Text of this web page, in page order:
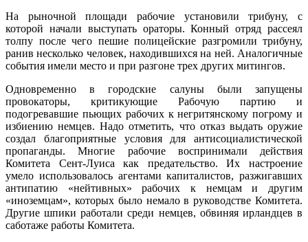
На рыночной площади рабочие установили трибуну, с
которой начали выступать ораторы. Конный отряд рассеял
толпу после чего пешие полицейские разгромили трибуну,
ранив несколько человек, находившихся на ней. Аналогичные
события имели место и при разгоне трех других митингов.
Одновременно в городские салуны были запущены
провокаторы, критикующие Рабочую партию и
подогревавшие пьющих рабочих к негритянскому погрому и
избиению немцев. Надо отметить, что отказ выдать оружие
создал благоприятные условия для антисоциалистической
пропаганды. Многие рабочие воспринимали действия
Комитета Сент-Луиса как предательство. Их настроение
умело использовалось агентами капиталистов, разжигавших
антипатию «нейтивных» рабочих к немцам и другим
«иноземцам», которых было немало в руководстве Комитета.
Другие шпики работали среди немцев, обвиняя ирландцев в
саботаже работы Комитета.